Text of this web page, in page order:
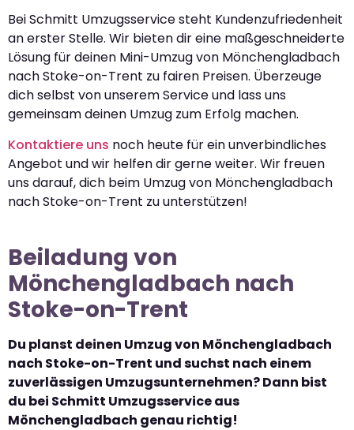
Bei Schmitt Umzugsservice steht Kundenzufriedenheit
an erster Stelle. Wir bieten dir eine maßgeschneiderte
Lösung für deinen Mini-Umzug von Mönchengladbach
nach Stoke-on-Trent zu fairen Preisen. Überzeuge
dich selbst von unserem Service und lass uns
gemeinsam deinen Umzug zum Erfolg machen.
Kontaktiere uns noch heute für ein unverbindliches
Angebot und wir helfen dir gerne weiter. Wir freuen
uns darauf, dich beim Umzug von Mönchengladbach
nach Stoke-on-Trent zu unterstützen!
Beiladung von
Mönchengladbach nach
Stoke-on-Trent
Du planst deinen Umzug von Mönchengladbach
nach Stoke-on-Trent und suchst nach einem
zuverlässigen Umzugsunternehmen? Dann bist
du bei Schmitt Umzugsservice aus
Mönchengladbach genau richtig!